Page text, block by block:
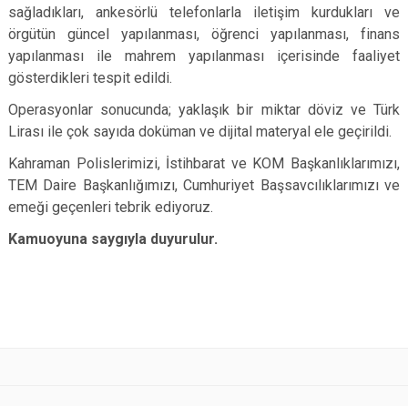
sağladıkları, ankesörlü telefonlarla iletişim kurdukları ve
örgütün güncel yapılanması, öğrenci yapılanması, finans
yapılanması ile mahrem yapılanması içerisinde faaliyet
gösterdikleri tespit edildi.
Operasyonlar sonucunda; yaklaşık bir miktar döviz ve Türk
Lirası ile çok sayıda doküman ve dijital materyal ele geçirildi.
Kahraman Polislerimizi, İstihbarat ve KOM Başkanlıklarımızı,
TEM Daire Başkanlığımızı, Cumhuriyet Başsavcılıklarımızı ve
emeği geçenleri tebrik ediyoruz.
Kamuoyuna saygıyla duyurulur.